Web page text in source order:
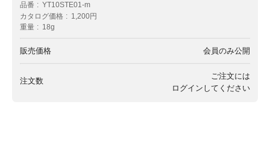
品番
YT10STE01-m
カタログ価格
1,200円
重量
18g
販売価格 会員のみ公開
注文数
ご注文には
ログイン してください